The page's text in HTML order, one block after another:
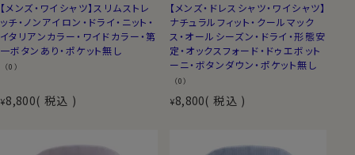
【メンズ・ワイシャツ】スリムストレ
ッチ・ノンアイロン・ドライ・ニット・
イタリアンカラー・ワイドカラー・第
一ボタンあり・ポケット無し
（0）
¥8,800 税込
【メンズ・ドレスシャツ・ワイシャツ】
ナチュラルフィット・クールマック
ス・オールシーズン・ドライ・形態安
定・オックスフォード・ドゥエボット
ーニ・ボタンダウン・ポケット無し
（0）
¥8,800 税込